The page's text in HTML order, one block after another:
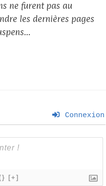
ne furent pas au
les dernières pages
Connexion
[+]